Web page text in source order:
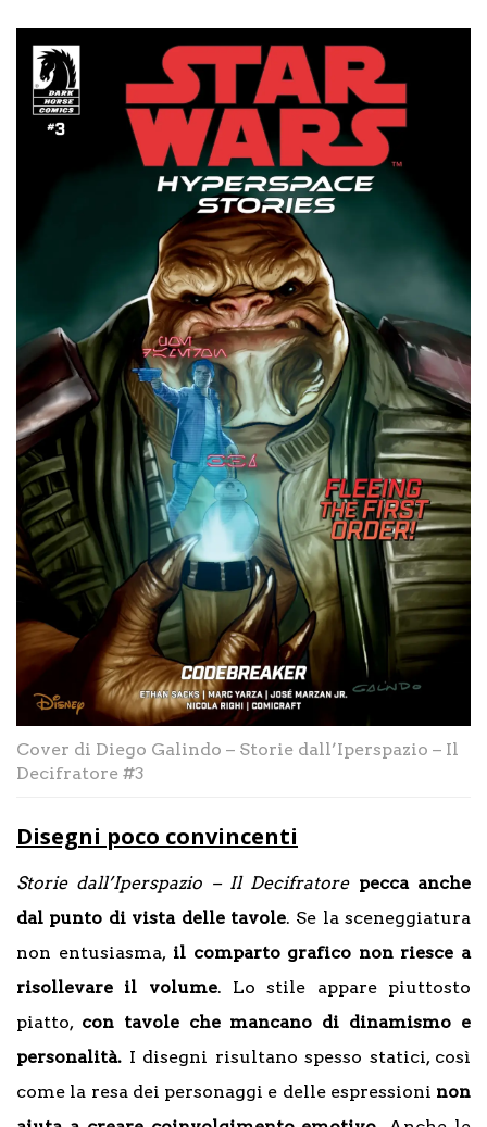
Cover di Diego Galindo – Storie dall’Iperspazio – Il
Decifratore #3
Disegni poco convincenti
Storie dall’Iperspazio – Il Decifratore pecca anche
dal punto di vista delle tavole. Se la sceneggiatura
non entusiasma,il comparto grafico non riesce a
risollevare il volume. Lo stile appare piuttosto
piatto, con tavole che mancano di dinamismo e
personalità. I disegni risultano spesso statici, così
come la resa dei personaggi e delle espressioni non